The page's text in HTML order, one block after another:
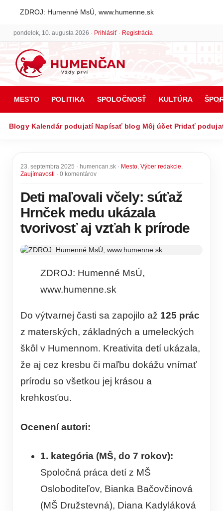
ZDROJ: Humenné MsÚ, www.humenne.sk
pondelok, 10. augusta 2026 · Prihlásiť· Registrácia
MESTO POLITIKA SPOLOČNOSŤ KULTÚRA
Blogy Kalendár podujatí Napísať blog Môj účet Pridať
23. septembra 2025 · humencan.sk · Mesto, Výber redakcie,
Zaujímavosti · 0 komentárov
Deti maľovali včely: súťaž
Hrnček medu ukázala
tvorivosť aj vzťah k prírode
ZDROJ: Humenné MsÚ,
www.humenne.sk
Do výtvarnej časti sa zapojilo až 125 prác
z materských, základných a umeleckých
škôl v Humennom. Kreativita detí ukázala,
že aj cez kresbu či maľbu dokážu vnímať
prírodu so všetkou jej krásou a
krehkosťou.
Ocenení autori:
1. kategória (MŠ, do 7 rokov):
Spoločná práca detí z MŠ
Osloboditeľov, Bianka Bačovčinová
(MŠ Družstevná), Diana Kadyláková